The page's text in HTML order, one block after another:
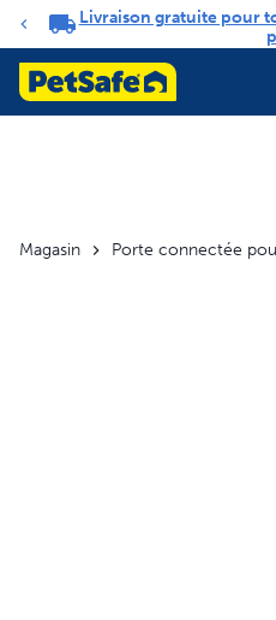
Carrousel de notifications
Livraison gratuite pour
Magasin Porte connectée